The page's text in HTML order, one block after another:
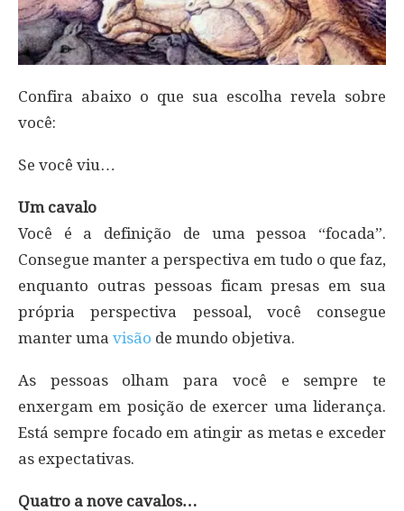
Confira abaixo o que sua escolha revela sobre
você:
Se você viu…
Um cavalo
Você é a definição de uma pessoa “focada”.
Consegue manter a perspectiva em tudo o que faz,
enquanto outras pessoas ficam presas em sua
própria perspectiva pessoal, você consegue
manter uma visão de mundo objetiva.
As pessoas olham para você e sempre te
enxergam em posição de exercer uma liderança.
Está sempre focado em atingir as metas e exceder
as expectativas.
Quatro a nove cavalos…